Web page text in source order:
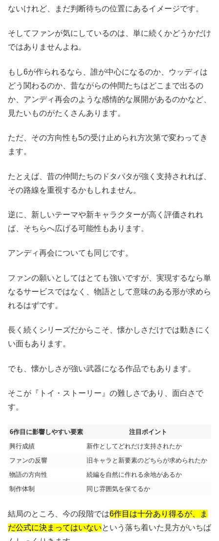
ないけれど、まだ判断待ちの位置にあるイメージです。
そしてファンが気にしているのは、単に続くかどうかだけ
ではありませんよね。
もし6が作られるなら、誰が中心になるのか、ウッディは
どう関わるのか、昔ながらの仲間たちはどこまで出るの
か、アンディ再会のような感情的な展開があるのかなど、
見たいものがたくさんあります。
ただ、その方向性も5の受け止められ方次第で変わってき
ます。
たとえば、昔の仲間たちのドタバタが強く支持されれば、
その路線を重視するかもしれません。
逆に、新しいテーマや新キャラクターが高く評価されれ
ば、そちらへ広げる可能性もあります。
アンディ再会についても同じです。
ファンの願いとしてはとても強いですが、実現するなら単
なるサービスではなく、物語として意味のある形が求めら
れるはずです。
長く続くシリーズだからこそ、懐かしさだけでは動きにく
い面もあります。
でも、懐かしさが強い武器になる作品でもあります。
そこが『トイ・ストーリー』の難しさであり、面白さで
す。
6作目に影響しやすい要素
注目ポイント
興行成績
新作としてどれだけ支持されたか
ファンの反響
旧キャラと新要素のどちらが求められたか
物語の方向性
続編を自然に作れる余地があるか
制作体制
同じ雰囲気を保てるか
結局のところ、今の段階では6作目は十分あり得るが、ま
だ公式に決まってはいないという落ち着いた見方がいちば